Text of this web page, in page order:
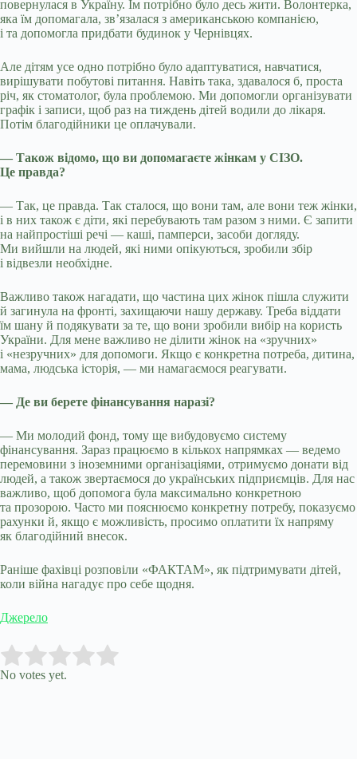
повернулася в Україну. Їм потрібно було десь жити. Волонтерка,
яка їм допомагала, зв’язалася з американською компанією,
і та допомогла придбати будинок у Чернівцях.
Але дітям усе одно потрібно було адаптуватися, навчатися,
вирішувати побутові питання. Навіть така, здавалося б, проста
річ, як стоматолог, була проблемою. Ми допомогли організувати
графік і записи, щоб раз на тиждень дітей водили до лікаря.
Потім благодійники це оплачували.
— Також відомо, що ви допомагаєте жінкам у СІЗО.
Це правда?
— Так, це правда. Так сталося, що вони там, але вони теж жінки,
і в них також є діти, які перебувають там разом з ними. Є запити
на найпростіші речі — каші, памперси, засоби догляду.
Ми вийшли на людей, які ними опікуються, зробили збір
і відвезли необхідне.
Важливо також нагадати, що частина цих жінок пішла служити
й загинула на фронті, захищаючи нашу державу. Треба віддати
їм шану й подякувати за те, що вони зробили вибір на користь
України. Для мене важливо не ділити жінок на «зручних»
і «незручних» для допомоги. Якщо є конкретна потреба, дитина,
мама, людська історія, — ми намагаємося реагувати.
— Де ви берете фінансування наразі?
— Ми молодий фонд, тому ще вибудовуємо систему
фінансування. Зараз працюємо в кількох напрямках — ведемо
перемовини з іноземними організаціями, отримуємо донати від
людей, а також звертаємося до українських підприємців. Для нас
важливо, щоб допомога була максимально конкретною
та прозорою. Часто ми пояснюємо конкретну потребу, показуємо
рахунки й, якщо є можливість, просимо оплатити їх напряму
як благодійний внесок.
Раніше фахівці розповіли «ФАКТАМ», як підтримувати дітей,
коли війна нагадує про себе щодня.
Джерело
Rate this item:
No votes yet.